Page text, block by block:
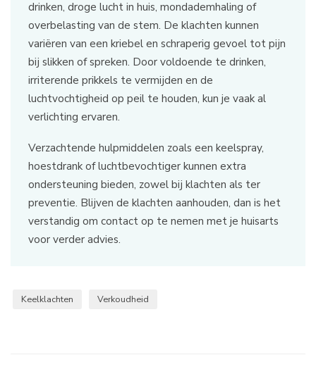
drinken, droge lucht in huis, mondademhaling of
overbelasting van de stem. De klachten kunnen
variëren van een kriebel en schraperig gevoel tot pijn
bij slikken of spreken. Door voldoende te drinken,
irriterende prikkels te vermijden en de
luchtvochtigheid op peil te houden, kun je vaak al
verlichting ervaren.
Verzachtende hulpmiddelen zoals een keelspray,
hoestdrank of luchtbevochtiger kunnen extra
ondersteuning bieden, zowel bij klachten als ter
preventie. Blijven de klachten aanhouden, dan is het
verstandig om contact op te nemen met je huisarts
voor verder advies.
Keelklachten Verkoudheid